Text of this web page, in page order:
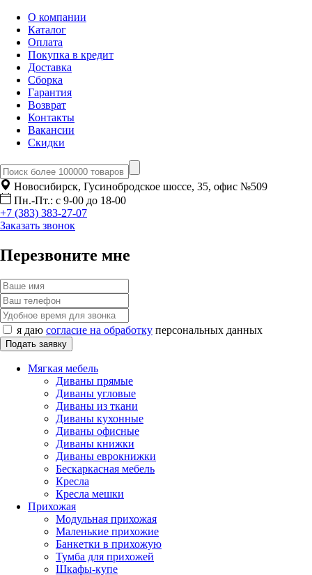
О компании
Каталог
Оплата
Покупка в кредит
Доставка
Сборка
Гарантия
Возврат
Контакты
Вакансии
Скидки
Новосибирск, Гусинобродское шоссе, 35, офис №509
Пн.-Пт.: с 9-00 до 18-00
+7 (383) 383-27-07
Заказать звонок
Перезвоните мне
я даю согласие на обработку персональных данных
Мягкая мебель
Диваны прямые
Диваны угловые
Диваны из ткани
Диваны кухонные
Диваны офисные
Диваны книжки
Диваны еврокнижки
Бескаркасная мебель
Кресла
Кресла мешки
Прихожая
Модульная прихожая
Маленькие прихожие
Банкетки в прихожую
Тумба для прихожей
Шкафы-купе